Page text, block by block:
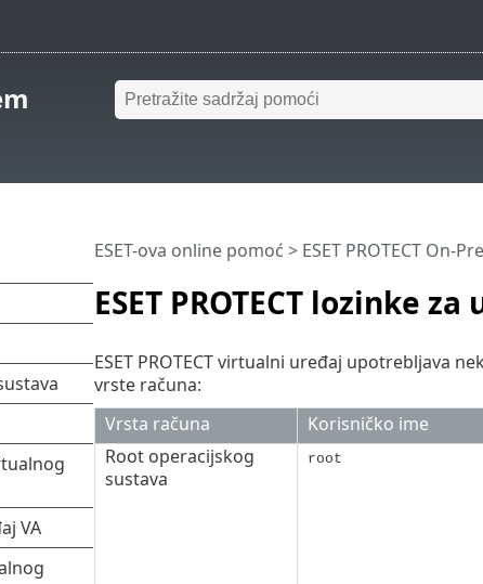
ESET PROTECT lozinke za
ESET-ova online pomoć > ESET PROTECT On-
ESET PROTECT virtualni uređaj upotrebljava
vrste računa:
Vrsta računa
Korisničko ime
Root operacijskog
sustava
root